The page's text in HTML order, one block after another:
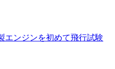
エンジンを初めて飛行試験